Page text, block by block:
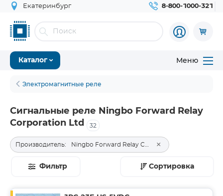
Екатеринбург 8-800-1000-321
Каталог Меню
Электромагнитные реле
Сигнальные реле Ningbo Forward Relay
Corporation Ltd
32
Производитель: ×
Фильтр Сортировка